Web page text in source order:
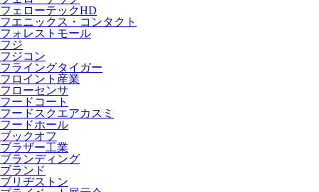
フェローテックHD
フエニックス・コンタクト
フォレストモール
フジ
フジコン
フライングタイガー
フロイント産業
フローセンサ
フードコート
フードスクエアカスミ
フードホール
ブックオフ
ブラザー工業
ブランディング
ブランド
ブリヂストン